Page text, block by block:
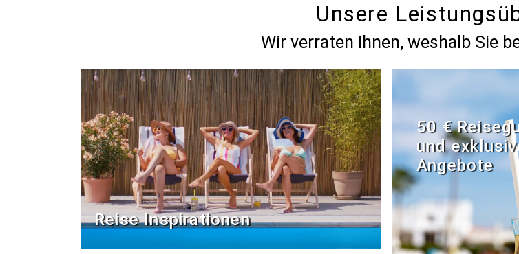
Unsere
Wir verraten Ihnen, weshalb Sie
Reise Inspirationen
50 €
und
Angebote